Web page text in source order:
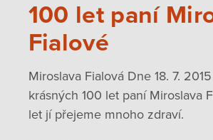
100 let paní
Fialové
Miroslava Fialová Dne 18. 7.
krásných 100 let paní Miroslava
let jí přejeme mnoho zdraví.